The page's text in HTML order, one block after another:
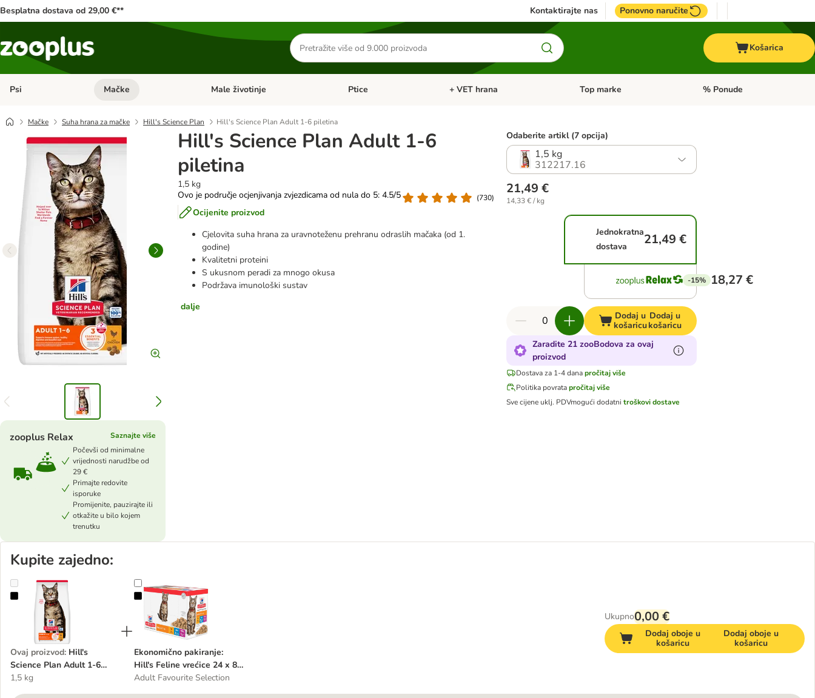
Besplatna dostava od 29,00 €** Kontaktirajte nas Ponovno naručite
Traži
proizvode
Košarica
Psi Pregled kategorija: Psi
Mačke Pregled kategorija: Mačke
Male životinje Pregled kategorija: Male životinje
Ptice Pregled kategorija: Ptice
+ VET hrana Pregled kategorija: + VET hrana
Top marke Pregled kategorija: Top marke
% Ponude
Mačke Suha hrana za mačke Hill's Science Plan Hill's Science Plan Adult 1-6 piletina
Hill's Science Plan Adult 1-6
piletina
1,5 kg
Ovo je područje ocjenjivanja zvjezdicama od nula do 5: 4.5/5
(730)
Ocijenite proizvod
Cjelovita suha hrana za uravnoteženu prehranu odraslih mačaka (od 1.
godine)
Kvalitetni proteini
S ukusnom peradi za mnogo okusa
Podržava imunološki sustav
dalje
zooplus Relax
Saznajte više
Počevši od minimalne
vrijednosti narudžbe od
29 €
Primajte redovite
isporuke
Promijenite, pauzirajte ili
otkažite u bilo kojem
trenutku
Odaberite artikl (7 opcija)
1,5 kg
312217.16
21,49 €
14,33 € / kg
Jednokratna
dostava
21,49 €
-15% 18,27 €
Dodaj u
košaricu
Dodaj u
košaricu
Zaradite 21 zooBodova za ovaj
proizvod
Dostava za 1-4 dana pročitaj više
Politika povrata pročitaj više
Sve cijene uklj. PDVmogući dodatni troškovi dostave
Kupite zajedno:
Hill's Science Plan Adult 1-6 piletina
Ovaj proizvod: Hill's
Science Plan Adult 1-6
piletina
1,5 kg
Ekonomično pakiranje: Hill's Feline vrećice 24 x 85 g
Ekonomično pakiranje:
Hill's Feline vrećice 24 x 85
g
Adult Favourite Selection
Ukupno0,00 €
Dodaj oboje u
košaricu
Dodaj oboje u
košaricu